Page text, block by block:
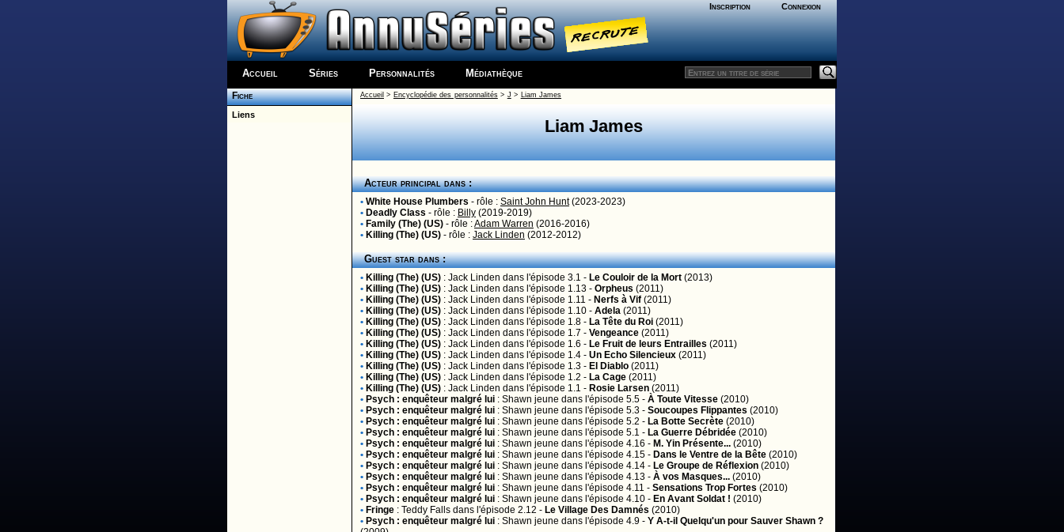
Inscription Connexion
Accueil Séries Personnalités Médiathèque
Fiche
Liens
Accueil > Encyclopédie des personnalités> J > Liam James
Liam James
Acteur principal dans :
• White House Plumbers - rôle : Saint John Hunt(2023-2023)
• Deadly Class - rôle : Billy (2019-2019)
• Family (The) (US) - rôle :Adam Warren (2016-2016)
• Killing (The) (US) - rôle : Jack Linden (2012-2012)
Guest star dans :
• Killing (The) (US) : Jack Linden dans l'épisode 3.1 - Le Couloir de la Mort (2013)
• Killing (The) (US) : Jack Linden dans l'épisode 1.13 - Orpheus (2011)
• Killing (The) (US) : Jack Linden dans l'épisode 1.11 - Nerfs à Vif (2011)
• Killing (The) (US) : Jack Linden dans l'épisode 1.10 - Adela (2011)
• Killing (The) (US) : Jack Linden dans l'épisode 1.8 - La Tête du Roi (2011)
• Killing (The) (US) : Jack Linden dans l'épisode 1.7 - Vengeance (2011)
• Killing (The) (US) : Jack Linden dans l'épisode 1.6 - Le Fruit de leurs Entrailles (2011)
• Killing (The) (US) : Jack Linden dans l'épisode 1.4 - Un Echo Silencieux (2011)
• Killing (The) (US) : Jack Linden dans l'épisode 1.3 - El Diablo (2011)
• Killing (The) (US) : Jack Linden dans l'épisode 1.2 - La Cage (2011)
• Killing (The) (US) : Jack Linden dans l'épisode 1.1 - Rosie Larsen (2011)
• Psych : enquêteur malgré lui : Shawn jeune dans l'épisode 5.5 - À Toute Vitesse (2010)
• Psych : enquêteur malgré lui : Shawn jeune dans l'épisode 5.3 - Soucoupes Flippantes (2010)
• Psych : enquêteur malgré lui : Shawn jeune dans l'épisode 5.2 - La Botte Secrète (2010)
• Psych : enquêteur malgré lui : Shawn jeune dans l'épisode 5.1 - La Guerre Débridée (2010)
• Psych : enquêteur malgré lui : Shawn jeune dans l'épisode 4.16 - M. Yin Présente... (2010)
• Psych : enquêteur malgré lui : Shawn jeune dans l'épisode 4.15 - Dans le Ventre de la Bête (2010)
• Psych : enquêteur malgré lui : Shawn jeune dans l'épisode 4.14 - Le Groupe de Réflexion (2010)
• Psych : enquêteur malgré lui : Shawn jeune dans l'épisode 4.13 - À vos Masques... (2010)
• Psych : enquêteur malgré lui : Shawn jeune dans l'épisode 4.11 - Sensations Trop Fortes (2010)
• Psych : enquêteur malgré lui : Shawn jeune dans l'épisode 4.10 - En Avant Soldat ! (2010)
• Fringe : Teddy Falls dans l'épisode 2.12 - Le Village Des Damnés (2010)
• Psych : enquêteur malgré lui : Shawn jeune dans l'épisode 4.9 - Y A-t-il Quelqu'un pour Sauver Shawn ?